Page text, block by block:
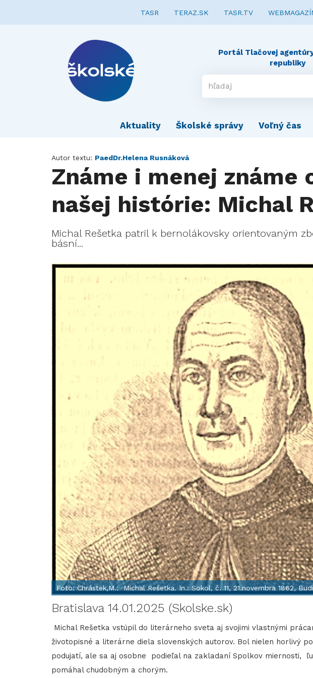
TASR TERAZ.SK TASR.TV
Portál Tlačovej
republiky
Aktuality Školské správy Voľný čas
Autor textu: PaedDr.Helena Rusnáková
Známe i menej známe
našej histórie: Michal
Michal Rešetka patril k bernolákovsky orientovaným
básní...
Foto: Chrástek,M.: Michal Rešetka. In.: Sokol, č. 11, 21.novembra 1862,
Bratislava 14.01.2025 (Skolske.sk)
Michal Rešetka vstúpil do literárneho sveta aj svojimi vlastnými
životopisné a literárne diela slovenských autorov. Bol nielen horlivý
podujatí, ale sa aj osobne podieľal na zakladaní Spolkov miernosti,
pomáhal chudobným a chorým.